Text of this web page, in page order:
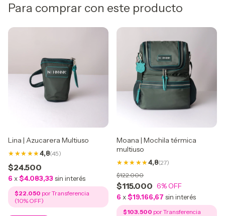
Para comprar con este producto
Lina | Azucarera Multiuso
4,8(45)
$24.500
6 x$4.083,33 sin interés
$22.050
Moana | Mochila térmica
multiuso
4,8(27)
$115.000
$122.000
6% OFF
6 x$19.166,67 sin interés
$103.500